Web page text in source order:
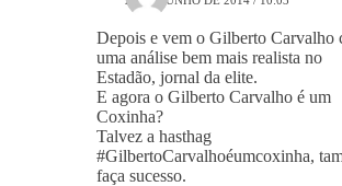
Depois e vem o Gilberto Carvalho
uma análise bem mais realista no
Estadão, jornal da elite.
E agora o Gilberto Carvalho é um
Coxinha?
Talvez a hasthag
#GilbertoCarvalhoéumcoxinha,
faça sucesso.